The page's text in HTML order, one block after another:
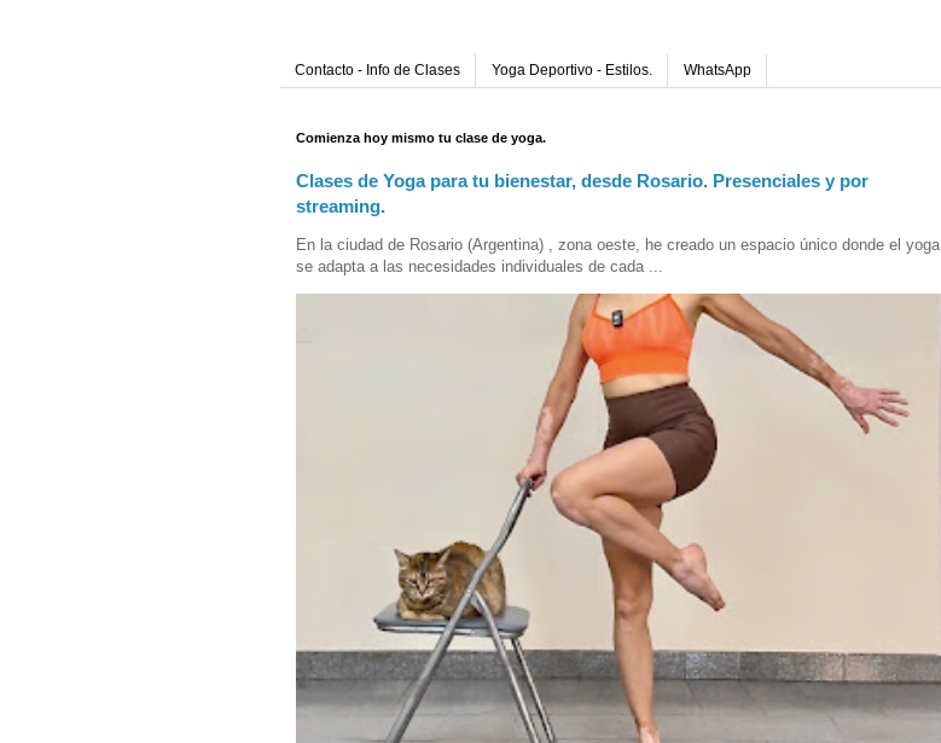
Contacto - Info de Clases Yoga Deportivo - Estilos. WhatsApp
Comienza hoy mismo tu clase de yoga.
Clases de Yoga para tu bienestar, desde Rosario. Presenciales y por
streaming.
En la ciudad de Rosario (Argentina) , zona oeste, he creado un espacio único donde el yoga
se adapta a las necesidades individuales de cada ...